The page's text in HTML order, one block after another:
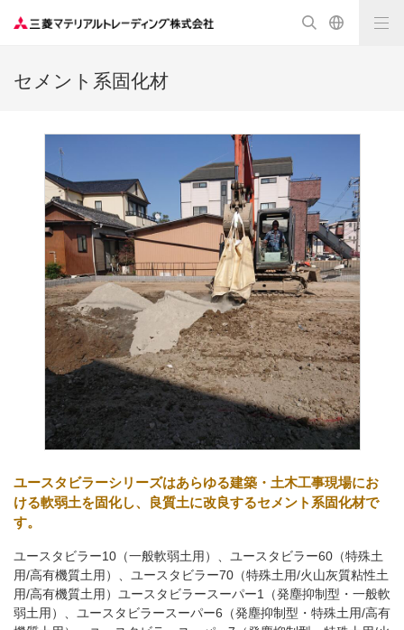
セメント系固化材
ユースタビラーシリーズはあらゆる建築・土木工事現場にお
ける軟弱土を固化し、良質土に改良するセメント系固化材で
す。
ユースタビラー10（一般軟弱土用）、ユースタビラー60（特殊土
用/高有機質土用）、ユースタビラー70（特殊土用/火山灰質粘性土
用/高有機質土用）ユースタビラースーパー1（発塵抑制型・一般軟
弱土用）、ユースタビラースーパー6（発塵抑制型・特殊土用/高有